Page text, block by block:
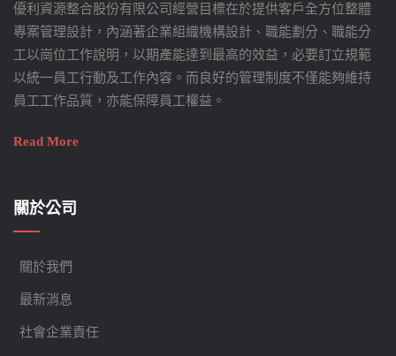
優利資源整合股份有限公司經營目標在於提供客戶全方位整體
專案管理設計，內涵著企業組織機構設計、職能劃分、職能分
工以崗位工作說明，以期產能達到最高的效益，必要訂立規範
以統一員工行動及工作內容。而良好的管理制度不僅能夠維持
員工工作品質，亦能保障員工權益。
Read More
關於公司
關於我們
最新消息
社會企業責任